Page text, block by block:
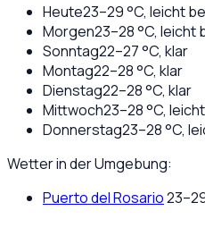
Heute23–29°C, leicht
Morgen23–28°C, leicht
Sonntag22–27°C, klar
Montag22–28°C, klar
Dienstag22–28°C, klar
Mittwoch23–28°C,
Donnerstag23–28°C,
Wetter in der Umgebung:
Puerto del Rosario23–